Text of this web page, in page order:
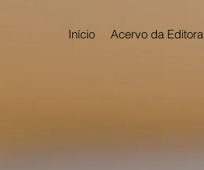
Início Acervo da Editora